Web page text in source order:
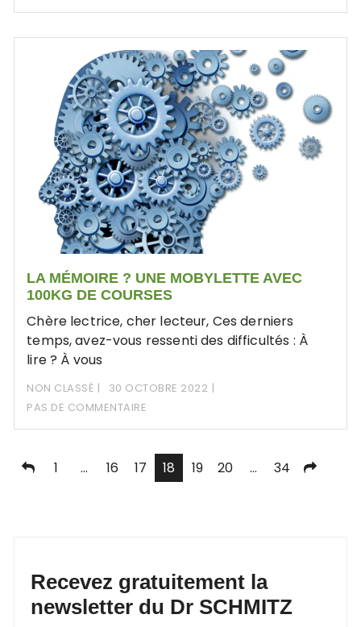
LA MÉMOIRE ? UNE MOBYLETTE AVEC
100KG DE COURSES
Chère lectrice, cher lecteur, Ces derniers
temps, avez-vous ressenti des difficultés : À
lire ? À vous
NON CLASSÉ
30 OCTOBRE 2022
PAS DE COMMENTAIRE
Pagination
1 … 16 17 18 19 20 … 34
Recevez gratuitement la
newsletter du Dr SCHMITZ